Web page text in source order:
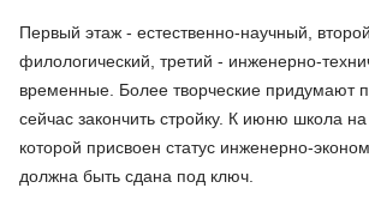
Первый этаж - естественно-научный,
филологический, третий - инженерно-
временные. Более творческие придумают
сейчас закончить стройку. К июню школа на
которой присвоен статус инженерно-
должна быть сдана под ключ.